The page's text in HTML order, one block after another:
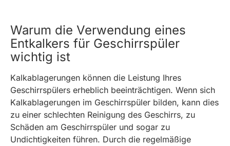
Warum die Verwendung eines
Entkalkers für Geschirrspüler
wichtig ist
Kalkablagerungen können die Leistung Ihres
Geschirrspülers erheblich beeinträchtigen. Wenn sich
Kalkablagerungen im Geschirrspüler bilden, kann dies
zu einer schlechten Reinigung des Geschirrs, zu
Schäden am Geschirrspüler und sogar zu
Undichtigkeiten führen. Durch die regelmäßige